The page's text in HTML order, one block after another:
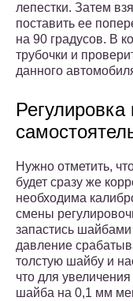
лепестки. Затем
поставить ее
на 90 градусов. В
трубочки и
данного
Регулировка
Нужно отметить,
будет сразу же
необходима
смены
запастись
давление
толстую шайбу и
что для
шайба на 0,1 мм